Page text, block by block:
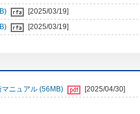
[2025/03/19]
[2025/03/19]
ニュアル (56MB) [2025/04/30]